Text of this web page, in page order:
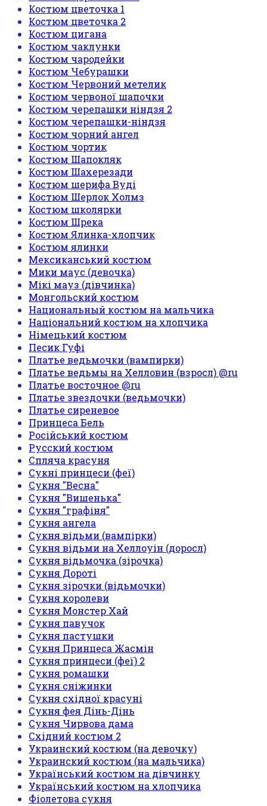
Костюм цветочка 1
Костюм цветочка 2
Костюм цигана
Костюм чаклунки
Костюм чародейки
Костюм Чебурашки
Костюм Червоний метелик
Костюм червоної шапочки
Костюм черепашки ніндзя 2
Костюм черепашки-ніндзя
Костюм чорний ангел
Костюм чортик
Костюм Шапокляк
Костюм Шахерезади
Костюм шерифа Вуді
Костюм Шерлок Холмз
Костюм школярки
Костюм Шрека
Костюм Ялинка-хлопчик
Костюм ялинки
Мексиканський костюм
Мики маус (девочка)
Мікі мауз (дівчинка)
Монгольский костюм
Национальный костюм на мальчика
Національний костюм на хлопчика
Німецький костюм
Песик Гуфі
Платье ведьмочки (вампирки)
Платье ведьмы на Хелловин (взросл) @ru
Платье восточное @ru
Платье звездочки (ведьмочки)
Платье сиреневое
Принцеса Бель
Російський костюм
Русский костюм
Спляча красуня
Сукні принцеси (феї)
Сукня "Весна"
Сукня "Вишенька"
Сукня "графіня"
Сукня ангела
Сукня відьми (вампірки)
Сукня відьми на Хеллоуін (доросл)
Сукня відьмочка (зірочка)
Сукня Дороті
Сукня зірочки (відьмочки)
Сукня королеви
Сукня Монстер Хай
Сукня павучок
Сукня пастушки
Сукня Принцеса Жасмін
Сукня принцеси (феї) 2
Сукня ромашки
Сукня сніжинки
Сукня східної красуні
Сукня фея Дінь-Дінь
Сукня Чирвова дама
Східний костюм 2
Украинский костюм (на девочку)
Украинский костюм (на мальчика)
Український костюм на дівчинку
Український костюм на хлопчика
Фіолетова сукня